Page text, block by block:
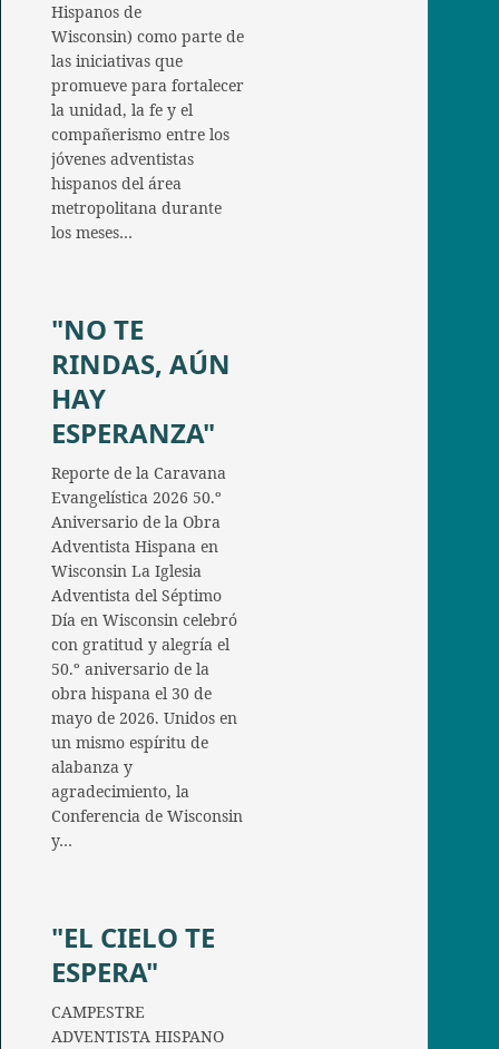
Hispanos de
Wisconsin) como parte de
las iniciativas que
promueve para fortalecer
la unidad, la fe y el
compañerismo entre los
jóvenes adventistas
hispanos del área
metropolitana durante
los meses…
"NO TE
RINDAS, AÚN
HAY
ESPERANZA"
Reporte de la Caravana
Evangelística 2026 50.º
Aniversario de la Obra
Adventista Hispana en
Wisconsin La Iglesia
Adventista del Séptimo
Día en Wisconsin celebró
con gratitud y alegría el
50.º aniversario de la
obra hispana el 30 de
mayo de 2026. Unidos en
un mismo espíritu de
alabanza y
agradecimiento, la
Conferencia de Wisconsin
y…
"EL CIELO TE
ESPERA"
CAMPESTRE
ADVENTISTA HISPANO